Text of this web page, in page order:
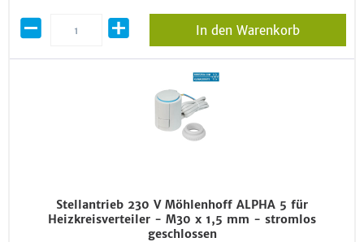
In den Warenkorb
Stellantrieb 230 V Möhlenhoff ALPHA 5 für
Heizkreisverteiler - M30 x 1,5 mm - stromlos
geschlossen